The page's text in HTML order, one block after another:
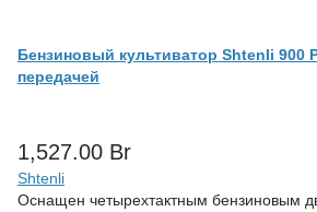
Бензиновый культиватор Shtenli 900
передачей
1,527.00 Br
Shtenli
Оснащен четырехтактным бензиновым